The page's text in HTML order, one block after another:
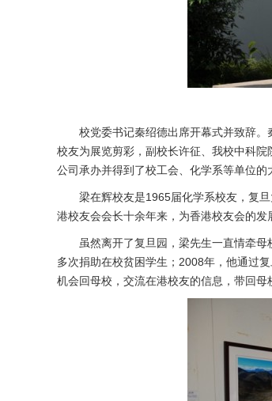
校党委书记秦绍德出席开幕式并致辞
校友为展览剪彩，副校长许征、我校中科
公司承办并得到了校工会、化学系等单位的
梁在辉校友是1965届化学系校友，复
港校友会会长十余年来，为香港校友会的发
虽然离开了复旦园，梁先生一直情牵
多次捐助在校贫困学生；2008年，他通过
机会回母校，交流在港校友的信息，带回